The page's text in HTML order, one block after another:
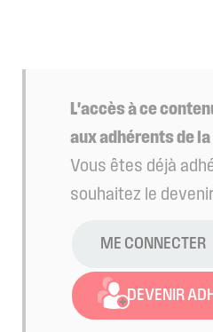
L'accès à ce
aux adhérents de la
Vous êtes déjà
souhaitez le
ME CONNECTER
DEVENIR